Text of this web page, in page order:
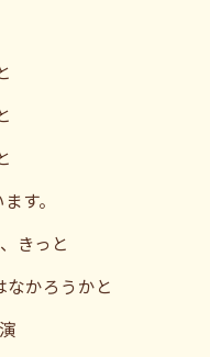
す。
きっと
かろうかと